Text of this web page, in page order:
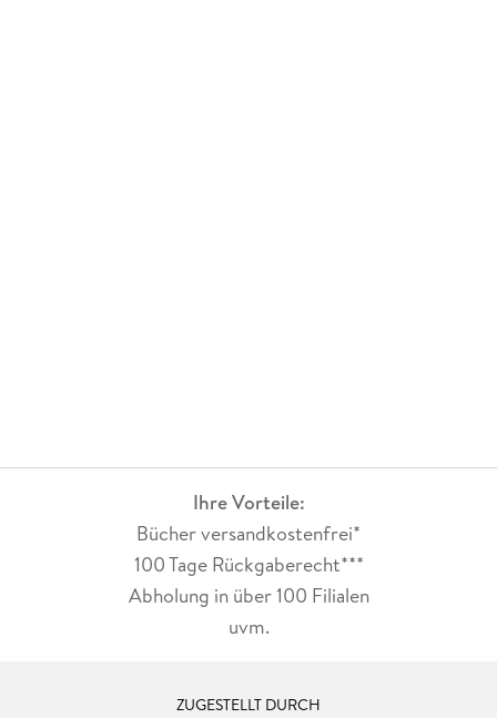
Ihre Vorteile:
Bücher versandkostenfrei*
100 Tage Rückgaberecht***
Abholung in über 100 Filialen
uvm.
ZUGESTELLT DURCH